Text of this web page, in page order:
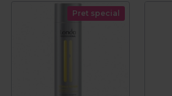
Pret special